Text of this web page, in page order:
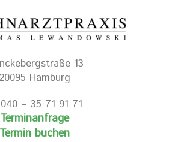
13
20095 Hamburg
– 35 71 91 71
Terminanfrage
Termin buchen